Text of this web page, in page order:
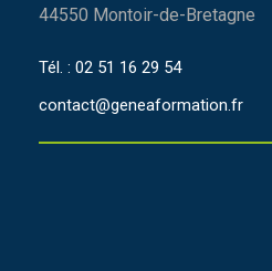
44550 Montoir-de-Bretagne
Tél. : 02 51 16 29 54
contact@geneaformation.fr